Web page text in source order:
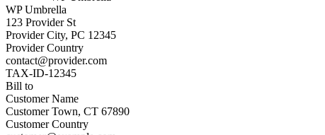
WP Umbrella
123 Provider St
Provider City, PC 12345
Provider Country
contact@provider.com
TAX-ID-12345
Bill to
Customer Name
Customer Town, CT 67890
Customer Country